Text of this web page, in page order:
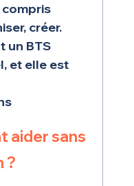
compris
créer.
un BTS
et elle est
aider sans
?